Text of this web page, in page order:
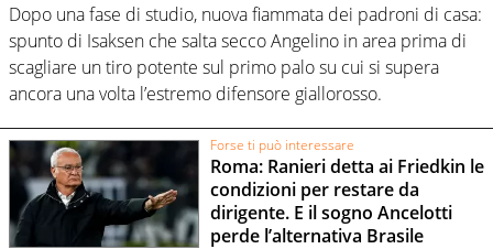
Dopo una fase di studio, nuova fiammata dei padroni di casa:
spunto di Isaksen che salta secco Angelino in area prima di
scagliare un tiro potente sul primo palo su cui si supera
ancora una volta l’estremo difensore giallorosso.
Forse ti può interessare
Roma: Ranieri detta ai Friedkin le
condizioni per restare da
dirigente. E il sogno Ancelotti
perde l’alternativa Brasile